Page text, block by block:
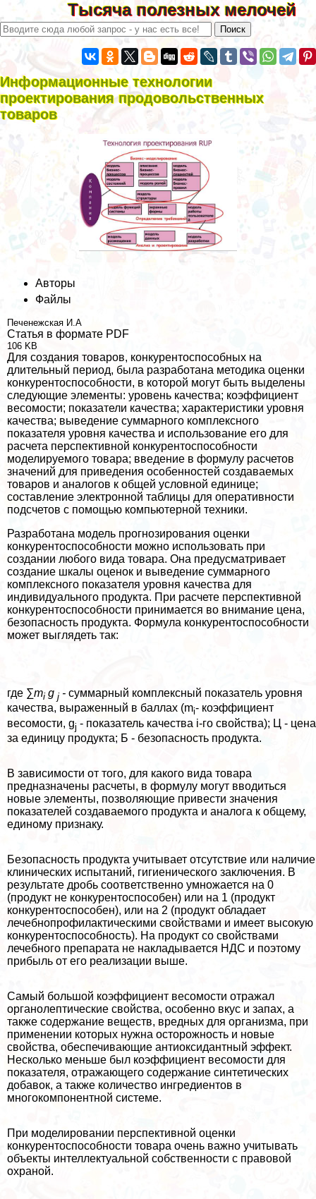
Тысяча полезных мелочей
Информационные технологии
проектирования продовольственных
товаров
Авторы
Файлы
Печенежская И.А
Статья в формате PDF
106 KB
Для создания товаров, конкурентоспособных на
длительный период, была разработана методика оценки
конкурентоспособности, в которой могут быть выделены
следующие элементы: уровень качества; коэффициент
весомости; показатели качества; хаpaктеристики уровня
качества; выведение суммарного комплексного
показателя уровня качества и использование его для
расчета перспективной конкурентоспособности
моделируемого товара; введение в формулу расчетов
значений для приведения особенностей создаваемых
товаров и аналогов к общей условной единице;
составление электронной таблицы для оперативности
подсчетов с помощью компьютерной техники.
Разработана модель прогнозирования оценки
конкурентоспособности можно использовать при
создании любого вида товара. Она предусматривает
создание шкалы оценок и выведение суммарного
комплексного показателя уровня качества для
индивидуального продукта. При расчете перспективной
конкурентоспособности принимается во внимание цена,
безопасность продукта. Формула конкурентоспособности
может выглядеть так:
где ∑mi g j - суммарный комплексный показатель уровня
качества, выраженный в баллах (mi- коэффициент
весомости, gj - показатель качества i-го свойства); Ц - цена
за единицу продукта; Б - безопасность продукта.
В зависимости от того, для какого вида товара
предназначены расчеты, в формулу могут вводиться
новые элементы, позволяющие привести значения
показателей создаваемого продукта и аналога к общему,
единому признаку.
Безопасность продукта учитывает отсутствие или наличие
клинических испытаний, гигиенического заключения. В
результате дробь соответственно умножается на 0
(продукт не конкурентоспособен) или на 1 (продукт
конкурентоспособен), или на 2 (продукт обладает
лечебнопрофилактическими свойствами и имеет высокую
конкурентоспособность). На продукт со свойствами
лечебного препарата не накладывается НДС и поэтому
прибыль от его реализации выше.
Самый большой коэффициент весомости отражал
органолептические свойства, особенно вкус и запах, а
также содержание веществ, вредных для организма, при
применении которых нужна осторожность и новые
свойства, обеспечивающие антиоксидантный эффект.
Несколько меньше был коэффициент весомости для
показателя, отражающего содержание синтетических
добавок, а также количество ингредиентов в
многокомпонентной системе.
При моделировании перспективной оценки
конкурентоспособности товара очень важно учитывать
объекты интеллектуальной собственности с правовой
охраной.